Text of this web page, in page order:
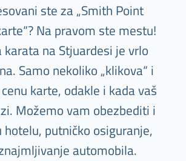
ste za „Smith Point
Na pravom ste mestu!
karata na Stjuardesi je vrlo
Samo nekoliko „klikova“ i
karte, odakle i kada vaš
Možemo vam obezbediti i
putničko osiguranje,
automobila.